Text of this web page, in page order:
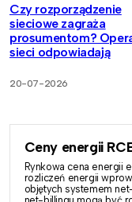
Czy rozporządzenie
sieciowe zagraża
prosumentom?
sieci odpowiadają
20-07-2026
Ceny energii
Rynkowa cena energii
rozliczeń energii
objętych systemem